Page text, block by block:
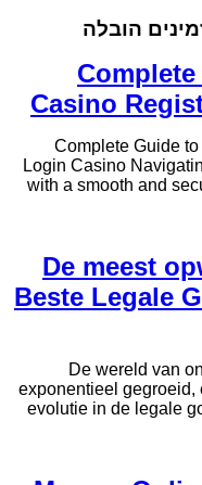
הובלה
Casino
Complete Guide
Login Casino
with a smooth and
De meest
Beste Legale
De wereld van
exponentieel gegroeid,
evolutie in de legale